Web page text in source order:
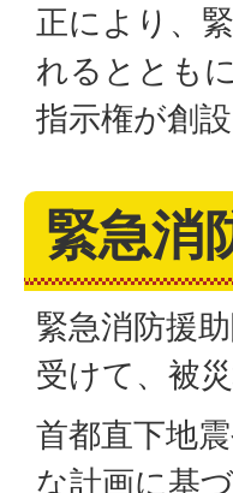
正により、
れるととも
指⽰権が創
緊急消
緊急消防援
受けて、被
首都直下地
な計画に基